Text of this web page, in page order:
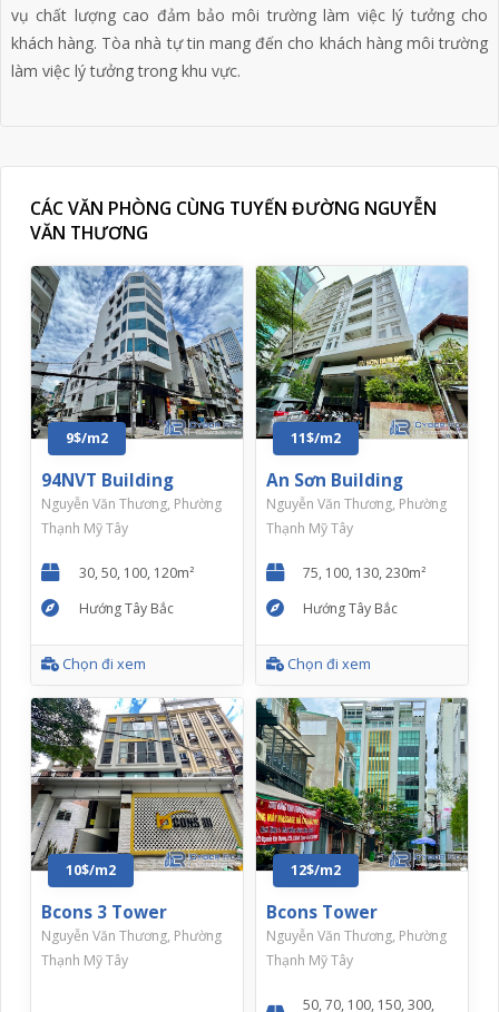
vụ chất lượng cao đảm bảo môi trường làm việc lý tưởng cho
khách hàng. Tòa nhà tự tin mang đến cho khách hàng môi trường
làm việc lý tưởng trong khu vực.
CÁC VĂN PHÒNG CÙNG TUYẾN ĐƯỜNG NGUYỄN
VĂN THƯƠNG
9$/m2
94NVT Building
Nguyễn Văn Thương, Phường
Thạnh Mỹ Tây
30, 50, 100, 120m²
Hướng Tây Bắc
Chọn đi xem
11$/m2
An Sơn Building
Nguyễn Văn Thương, Phường
Thạnh Mỹ Tây
75, 100, 130, 230m²
Hướng Tây Bắc
Chọn đi xem
10$/m2
Bcons 3 Tower
Nguyễn Văn Thương, Phường
Thạnh Mỹ Tây
12$/m2
Bcons Tower
Nguyễn Văn Thương, Phường
Thạnh Mỹ Tây
50, 70, 100, 150, 300,